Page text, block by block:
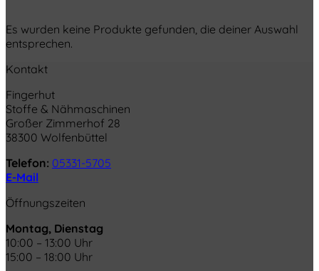
Es wurden keine Produkte gefunden, die deiner Auswahl
entsprechen.
Kontakt
Fingerhut
Stoffe & Nähmaschinen
Großer Zimmerhof 28
38300 Wolfenbüttel
Telefon: 05331-5705
E-Mail
Öffnungszeiten
Montag, Dienstag
10:00 – 13:00 Uhr
15:00 – 18:00 Uhr